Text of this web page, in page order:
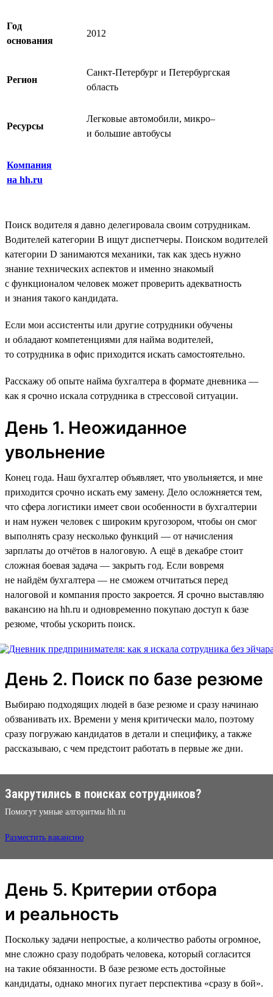
Год
основания
2012
Регион
Санкт-Петербург и Петербургская
область
Ресурсы
Легковые автомобили, микро‒
и большие автобусы
Компания
на hh.ru
Поиск водителя я давно делегировала своим сотрудникам.
Водителей категории B ищут диспетчеры. Поиском водителей
категории D занимаются механики, так как здесь нужно
знание технических аспектов и именно знакомый
с функционалом человек может проверить адекватность
и знания такого кандидата.
Если мои ассистенты или другие сотрудники обучены
и обладают компетенциями для найма водителей,
то сотрудника в офис приходится искать самостоятельно.
Расскажу об опыте найма бухгалтера в формате дневника —
как я срочно искала сотрудника в стрессовой ситуации.
День 1. Неожиданное
увольнение
Конец года. Наш бухгалтер объявляет, что увольняется, и мне
приходится срочно искать ему замену. Дело осложняется тем,
что сфера логистики имеет свои особенности в бухгалтерии
и нам нужен человек с широким кругозором, чтобы он смог
выполнять сразу несколько функций — от начисления
зарплаты до отчётов в налоговую. А ещё в декабре стоит
сложная боевая задача — закрыть год. Если вовремя
не найдём бухгалтера — не сможем отчитаться перед
налоговой и компания просто закроется. Я срочно выставляю
вакансию на hh.ru и одновременно покупаю доступ к базе
резюме, чтобы ускорить поиск.
День 2. Поиск по базе резюме
Выбираю подходящих людей в базе резюме и сразу начинаю
обзванивать их. Времени у меня критически мало, поэтому
сразу погружаю кандидатов в детали и специфику, а также
рассказываю, с чем предстоит работать в первые же дни.
Закрутились в поисках сотрудников?
Помогут умные алгоритмы hh.ru
Разместить вакансию
День 5. Критерии отбора
и реальность
Поскольку задачи непростые, а количество работы огромное,
мне сложно сразу подобрать человека, который согласится
на такие обязанности. В базе резюме есть достойные
кандидаты, однако многих пугает перспектива «‎сразу в бой‎».